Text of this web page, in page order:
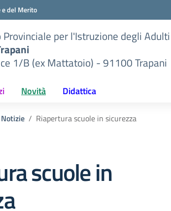
del Merito
Provinciale per l'Istruzione degli Adulti
1/B (ex Mattatoio) - 91100 Trapani
Novità Didattica
Notizie Riapertura scuole in sicurezza
scuole in